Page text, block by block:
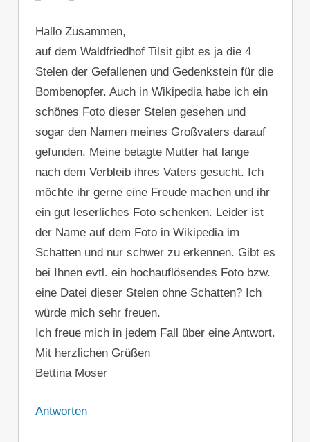
Hallo Zusammen,
auf dem Waldfriedhof Tilsit gibt es ja die 4
Stelen der Gefallenen und Gedenkstein für die
Bombenopfer. Auch in Wikipedia habe ich ein
schönes Foto dieser Stelen gesehen und
sogar den Namen meines Großvaters darauf
gefunden. Meine betagte Mutter hat lange
nach dem Verbleib ihres Vaters gesucht. Ich
möchte ihr gerne eine Freude machen und ihr
ein gut leserliches Foto schenken. Leider ist
der Name auf dem Foto in Wikipedia im
Schatten und nur schwer zu erkennen. Gibt es
bei Ihnen evtl. ein hochauflösendes Foto bzw.
eine Datei dieser Stelen ohne Schatten? Ich
würde mich sehr freuen.
Ich freue mich in jedem Fall über eine Antwort.
Mit herzlichen Grüßen
Bettina Moser
Antworten